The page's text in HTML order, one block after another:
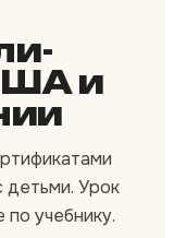
и
детьми. Урок
учебнику.